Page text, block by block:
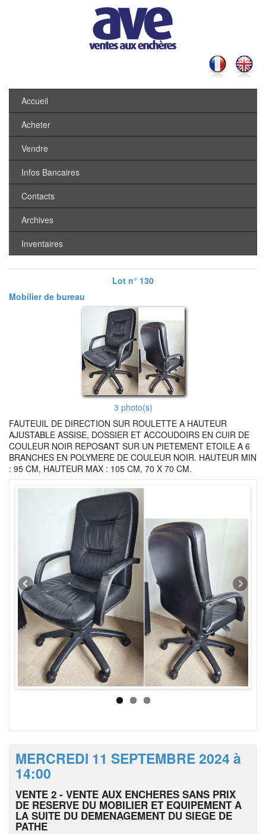
Accueil
Acheter
Vendre
Infos Bancaires
Contacts
Archives
Inventaires
Lot n° 130
Mobilier de bureau
3 photo(s)
FAUTEUIL DE DIRECTION SUR ROULETTE A HAUTEUR
AJUSTABLE ASSISE, DOSSIER ET ACCOUDOIRS EN CUIR DE
COULEUR NOIR REPOSANT SUR UN PIETEMENT ETOILE A 6
BRANCHES EN POLYMERE DE COULEUR NOIR. HAUTEUR MIN
: 95 CM, HAUTEUR MAX : 105 CM, 70 X 70 CM.
MERCREDI 11 SEPTEMBRE 2024 à
14:00
VENTE 2 - VENTE AUX ENCHERES SANS PRIX
DE RESERVE DU MOBILIER ET EQUIPEMENT A
LA SUITE DU DEMENAGEMENT DU SIEGE DE
PATHE